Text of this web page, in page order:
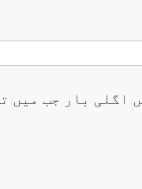
اگلی بار جب میں